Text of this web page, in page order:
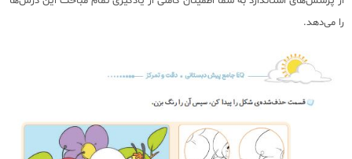
را می‌دهد.